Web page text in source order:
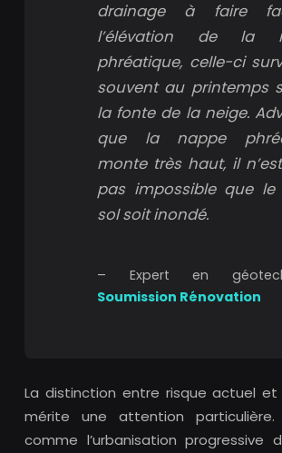
drainage à faire
l’élévation de la
phréatique, celle-ci
souvent au printemps
la fonte de la neige.
que la nappe
monte très haut, il
pas impossible que le
sol soit inondé.
– Expert en
Soumission Rénovation
La distinction entre risque actuel et
mérite une attention
comme l’urbanisation progressive